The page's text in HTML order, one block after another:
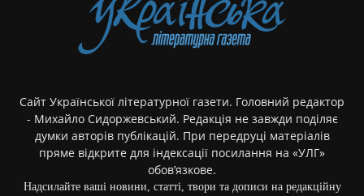
Сайт Української літературної газети. Головний редактор
- Михайло Сидоржевський. Редакція не завжди поділяє
думки авторів публікацій. При передруці матеріалів
пряме відкрите для індексації посилання на «УЛГ»
обов’язкове.
Надсилайте ваші новини, статті, твори та дописи на редакційну